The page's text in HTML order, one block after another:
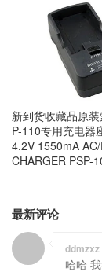
新到货收藏品原
P-110专用充电器
4.2V 1550mA
CHARGER PSP-
最新评论
ddmzxz
哈哈